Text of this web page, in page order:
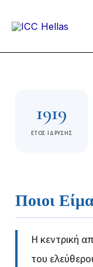
1919
EΤΟΣ IΔΡΥΣΗΣ
Ποιοι
Η κεντρική
του